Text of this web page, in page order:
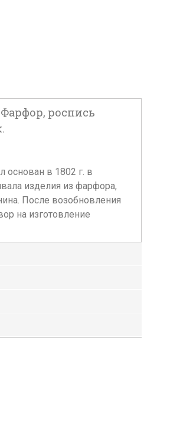
роспись
основан в 1802 г. в
изделия из фарфора,
После возобновления
на изготовление